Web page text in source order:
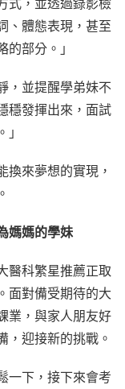
、體態表現，甚至
部分。」
，並提醒學弟妹不
穩發揮出來，面試
換來夢想的實現，
媽媽的學妹
醫科繁星推薦正取
面對備受期待的大
業，與家人朋友好
，迎接新的挑戰。
一下，接下來會考